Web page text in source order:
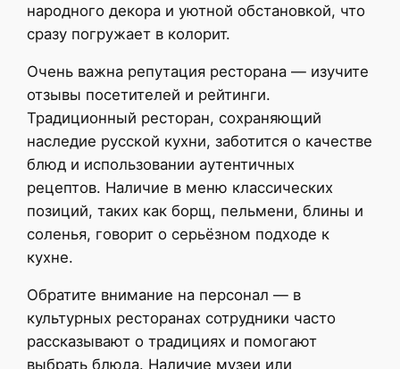
народного декора и уютной обстановкой, что
сразу погружает в колорит.
Очень важна репутация ресторана — изучите
отзывы посетителей и рейтинги.
Традиционный ресторан, сохраняющий
наследие русской кухни, заботится о качестве
блюд и использовании аутентичных
рецептов. Наличие в меню классических
позиций, таких как борщ, пельмени, блины и
соленья, говорит о серьёзном подходе к
кухне.
Обратите внимание на персонал — в
культурных ресторанах сотрудники часто
рассказывают о традициях и помогают
выбрать блюда. Наличие музеи или